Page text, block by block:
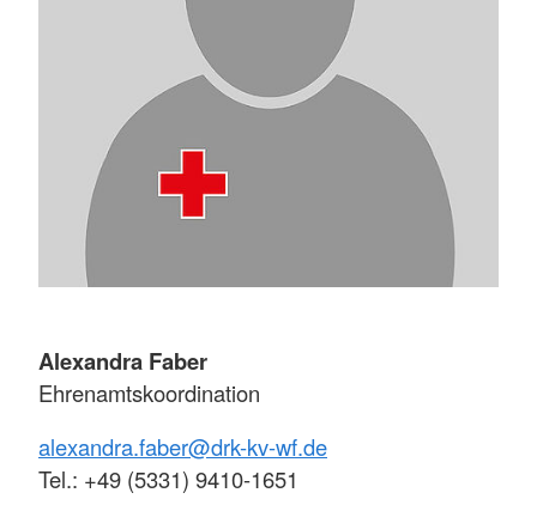
Alexandra Faber
Ehrenamtskoordination
alexandra.faber@drk-kv-wf.de
Tel.: +49 (5331) 9410-1651